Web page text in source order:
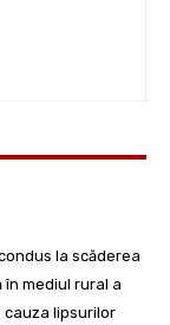
la scăderea
mediul rural a
cauza lipsurilor